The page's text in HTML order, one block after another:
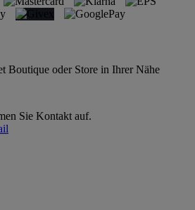
Boutique oder Store in Ihrer Nähe
Sie Kontakt auf.